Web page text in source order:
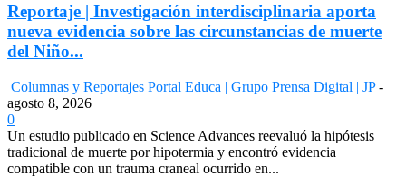
Reportaje | Investigación interdisciplinaria aporta
nueva evidencia sobre las circunstancias de muerte
del Niño...
Columnas y Reportajes Portal Educa | Grupo Prensa Digital | JP -
agosto 8, 2026
0
Un estudio publicado en Science Advances reevaluó la hipótesis
tradicional de muerte por hipotermia y encontró evidencia
compatible con un trauma craneal ocurrido en...